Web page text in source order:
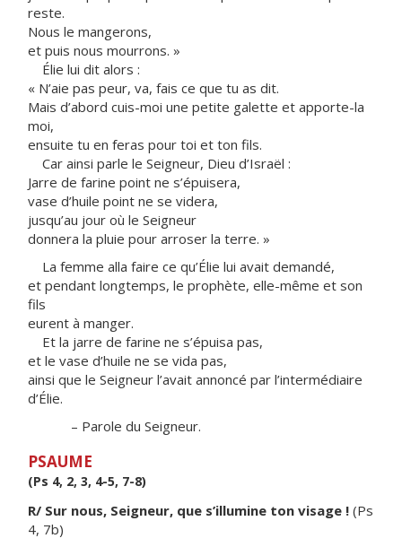
reste.
Nous le mangerons,
et puis nous mourrons. »
Élie lui dit alors :
« N’aie pas peur, va, fais ce que tu as dit.
Mais d’abord cuis-moi une petite galette et apporte-la
moi,
ensuite tu en feras pour toi et ton fils.
Car ainsi parle le Seigneur, Dieu d’Israël :
Jarre de farine point ne s’épuisera,
vase d’huile point ne se videra,
jusqu’au jour où le Seigneur
donnera la pluie pour arroser la terre. »
La femme alla faire ce qu’Élie lui avait demandé,
et pendant longtemps, le prophète, elle-même et son
fils
eurent à manger.
Et la jarre de farine ne s’épuisa pas,
et le vase d’huile ne se vida pas,
ainsi que le Seigneur l’avait annoncé par l’intermédiaire
d’Élie.
– Parole du Seigneur.
PSAUME
(Ps 4, 2, 3, 4-5, 7-8)
R/ Sur nous, Seigneur, que s’illumine ton visage ! (Ps
4, 7b)